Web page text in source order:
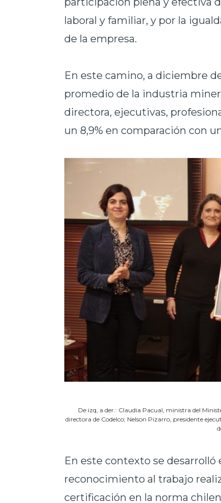
laboral y familiar, y por la
de la empresa.
En este camino, a diciembre
promedio de la industria
directora, ejecutivas,
un 8,9% en comparación con
De izq, a der.: Claudia Pacual, ministra del
directora de Codelco; Nelson Pizarro, presidente
En este contexto se desarrolló
reconocimiento al trabajo
certificación en la norma